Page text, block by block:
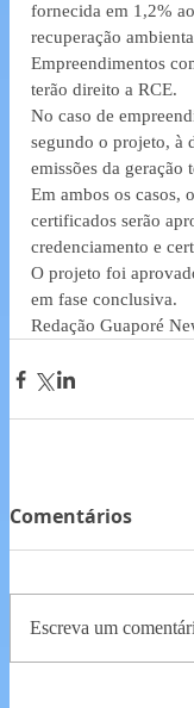
fornecida em 1,2%
recuperação
Empreendimentos
terão direito a RCE.
No caso de
segundo o projeto, à
emissões da geração
Em ambos os casos,
certificados serão
credenciamento e
O projeto foi
em fase conclusiva.
Redação Guaporé
Comentários
Escreva um